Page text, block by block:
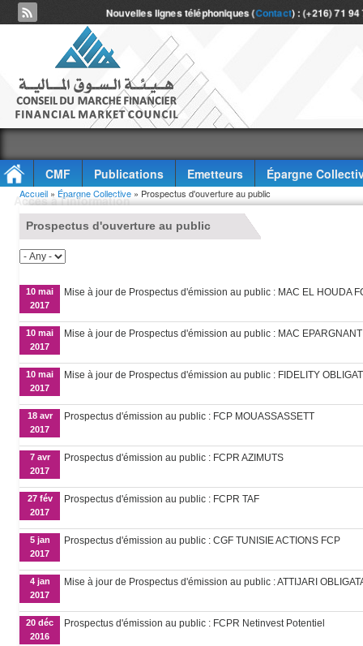
Nouvelles lignes téléphoniques (Contact) : (+216) 71
CMF Publications Emetteurs
Épargne
Accès à l'information
Vous êtes ici
Accueil » Épargne Collective » Prospectus d'ouverture au public
Prospectus d'ouverture au public
10 mai
2017
Mise à jour de Prospectus d'émission au public : MAC EL HOUDA
10 mai
2017
Mise à jour de Prospectus d'émission au public : MAC
10 mai
2017
Mise à jour de Prospectus d'émission au public : FIDELITY
18 avr
2017
Prospectus d'émission au public : FCP MOUASSASSETT
7 avr
2017
Prospectus d'émission au public : FCPR AZIMUTS
27 fév
2017
Prospectus d'émission au public : FCPR TAF
5 jan
2017
Prospectus d'émission au public : CGF TUNISIE ACTIONS FCP
4 jan
2017
Mise à jour de Prospectus d'émission au public : ATTIJARI
20 déc
2016
Prospectus d'émission au public : FCPR Netinvest Potentiel